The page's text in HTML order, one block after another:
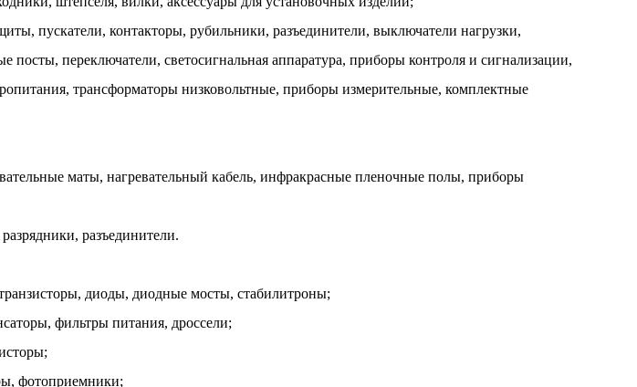
пускатели, контакторы, рубильники, разъединители, выключатели нагрузки,
посты, переключатели, светосигнальная аппаратура, приборы контроля и сигнализации,
трансформаторы низковольтные, приборы измерительные, комплектные
маты, нагревательный кабель, инфракрасные пленочные полы, приборы
разъединители.
диоды, диодные мосты, стабилитроны;
фильтры питания, дроссели;
фотоприемники;